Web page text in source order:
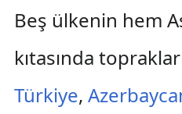
Beş ülkenin hem
kıtasında
Türkiye,